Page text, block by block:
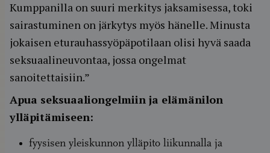
Kumppanilla on suuri merkitys jaksamisessa, toki
sairastuminen on järkytys myös hänelle. Minusta
jokaisen eturauhassyöpäpotilaan olisi hyvä saada
seksuaalineuvontaa, jossa ongelmat
sanoitettaisiin.”
Apua seksuaaliongelmiin ja elämänilon
ylläpitämiseen:
fyysisen yleiskunnon ylläpito liikunnalla ja